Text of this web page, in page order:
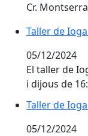
Cr.
Taller de
Taller de
05/12/2024
El taller de
i dijous de
Taller de
Taller de
05/12/2024